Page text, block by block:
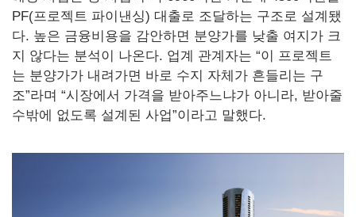
PF(프로젝트 파이낸싱) 대출로 조달하는 구조로 설계됐
다. 높은 금융비용을 감안하면 분양가를 낮출 여지가 크
지 않다는 분석이 나온다. 업계 관계자는 “이 프로젝트
는 분양가가 내려가면 바로 수지 자체가 흔들리는 구
조”라며 “시장에서 가격을 받아주느냐가 아니라, 받아줄
수밖에 없도록 설계된 사업”이라고 말했다.